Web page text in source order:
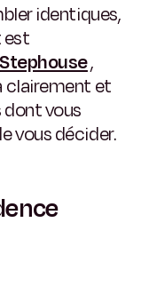
identiques,
est
Stephouse,
clairement et
vous
vous décider.